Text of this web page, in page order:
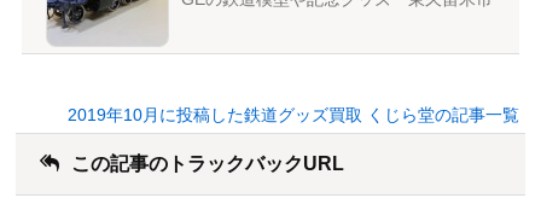
2019年10月に投稿した鉄道グッズ買取 くじら堂の記事一覧
この記事のトラックバックURL